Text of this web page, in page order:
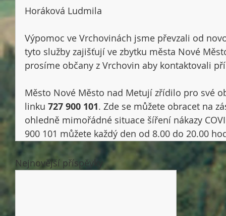
Horáková Ludmila
Výpomoc ve Vrchovinách jsme převzali od
tyto služby zajišťují ve zbytku města Nové
prosíme občany z Vrchovin aby kontaktovali
Město Nové Město nad Metují zřídilo pro své
linku 727 900 101. Zde se můžete obracet na
ohledně mimořádné situace šíření nákazy
900 101 můžete každý den od 8.00 do 20.00
Nejnovější příspěvky